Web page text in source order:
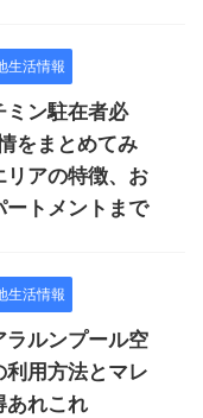
生活情報
ミン駐在者必
をまとめてみ
アの特徴、お
ートメントまで
生活情報
ラルンプール空
用方法とマレ
あれこれ